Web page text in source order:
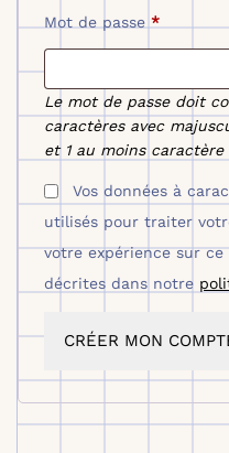
Mot de passe *
Le mot de passe doit
caractères avec
et 1 au moins caractère
Vos données à
utilisés pour traiter
votre expérience sur
décrites dans notre
CRÉER MON